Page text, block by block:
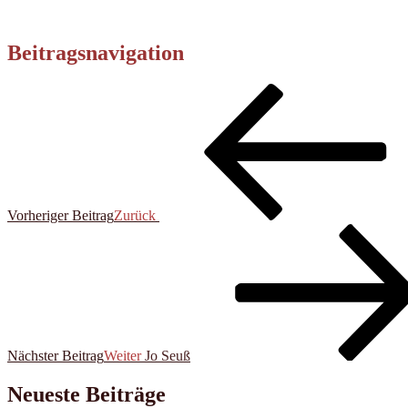
Beitragsnavigation
Vorheriger BeitragZurück
Nächster BeitragWeiter Jo Seuß
Neueste Beiträge